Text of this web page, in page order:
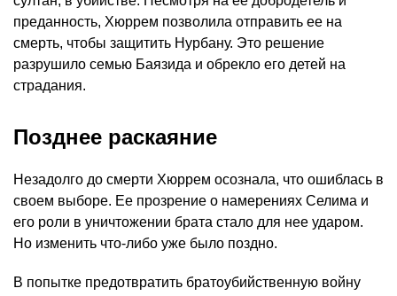
преданность, Хюррем позволила отправить ее на
смерть, чтобы защитить Нурбану. Это решение
разрушило семью Баязида и обрекло его детей на
страдания.
Позднее раскаяние
Незадолго до смерти Хюррем осознала, что ошиблась в
своем выборе. Ее прозрение о намерениях Селима и
его роли в уничтожении брата стало для нее ударом.
Но изменить что-либо уже было поздно.
В попытке предотвратить братоубийственную войну